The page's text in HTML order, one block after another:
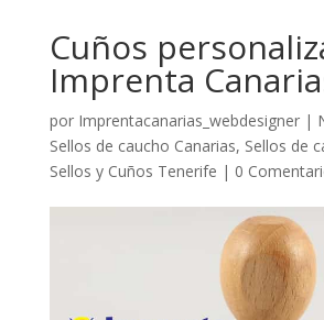
Cuños
Imprenta
por Imprentacanarias_webdesigner|
Sellos de caucho Canarias, Sellos de
Sellos y Cuños Tenerife | 0